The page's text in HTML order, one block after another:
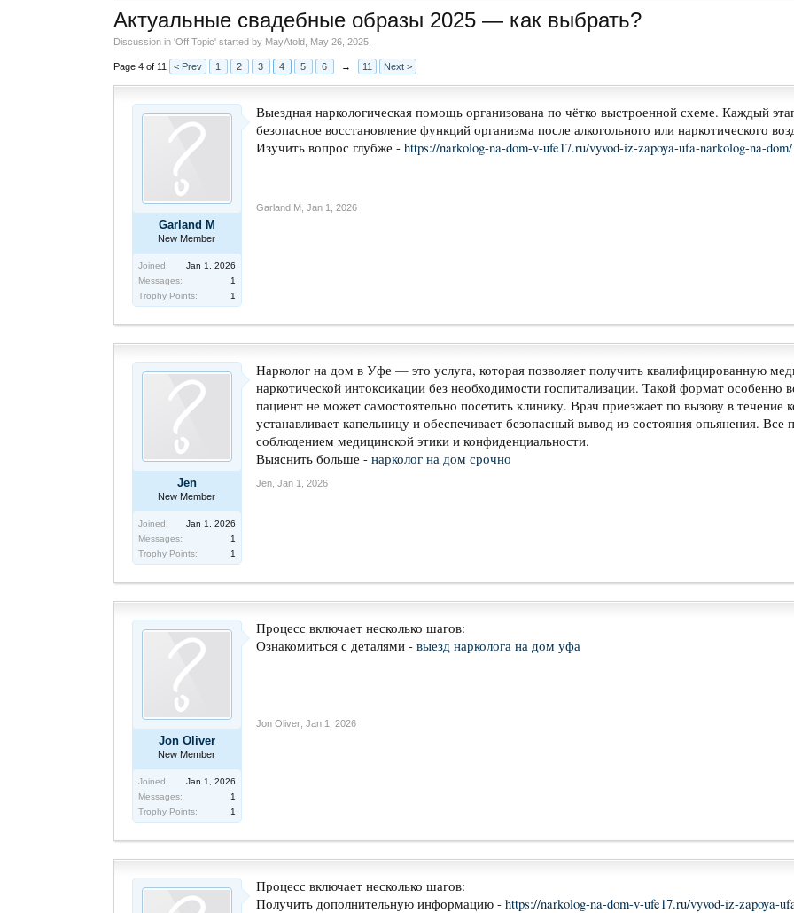
Актуальные свадебные образы 2025 — как выбрать?
Discussion in 'Off Topic' started by MayAtold, May 26, 2025.
Page 4 of 11 < Prev 1 2 3 4 5 6 → 11 Next >
Garland M
New Member
Joined:
Jan 1, 2026
Messages:
1
Trophy Points:
1
Выездная наркологическая помощь организована по чётко выстроенной схеме. Каждый
безопасное восстановление функций организма после алкогольного или наркотического
Изучить вопрос глубже - https://narkolog-na-dom-v-ufe17.ru/vyvod-iz-zapoya-ufa-narkolog-na-dom/
Garland M, Jan 1, 2026
Jen
New Member
Joined:
Jan 1, 2026
Messages:
1
Trophy Points:
1
Нарколог на дом в Уфе — это услуга, которая позволяет получить квалифицированную
наркотической интоксикации без необходимости госпитализации. Такой формат особенно
пациент не может самостоятельно посетить клинику. Врач приезжает по вызову в течение
устанавливает капельницу и обеспечивает безопасный вывод из состояния опьянения.
соблюдением медицинской этики и конфиденциальности.
Выяснить больше - нарколог на дом срочно
Jen, Jan 1, 2026
Jon Oliver
New Member
Joined:
Jan 1, 2026
Messages:
1
Trophy Points:
1
Процесс включает несколько шагов:
Ознакомиться с деталями - выезд нарколога на дом уфа
Jon Oliver, Jan 1, 2026
Процесс включает несколько шагов:
Получить дополнительную информацию - https://narkolog-na-dom-v-ufe17.ru/vyvod-iz-zapoya-